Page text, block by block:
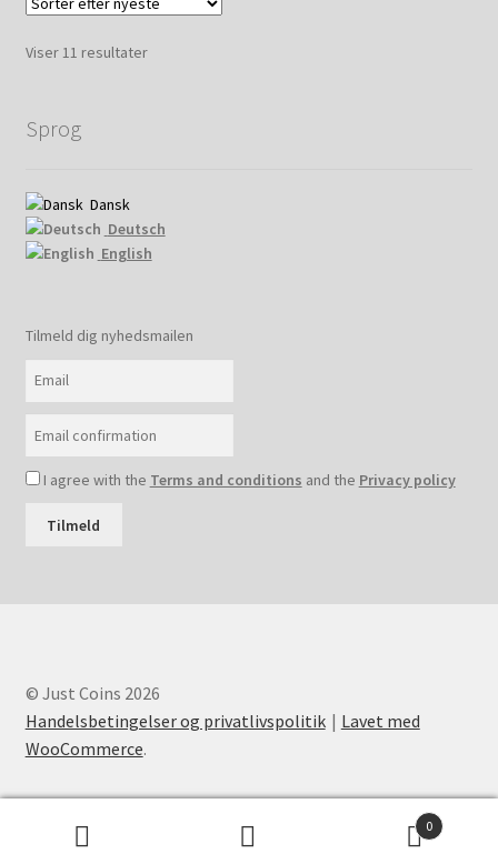
Viser 11 resultaterSorteret
Sprog
Dansk
Deutsch
English
Tilmeld dig nyhedsmailen
I agree with the Terms and conditions and the Privacy policy
Tilmeld
© Just Coins 2026
Handelsbetingelser og privatlivspolitik
Lavet med
WooCommerce.
0